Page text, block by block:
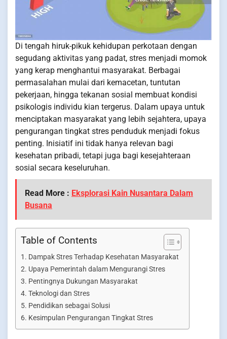
Di tengah hiruk-pikuk kehidupan perkotaan dengan
segudang aktivitas yang padat, stres menjadi momok
yang kerap menghantui masyarakat. Berbagai
permasalahan mulai dari kemacetan, tuntutan
pekerjaan, hingga tekanan sosial membuat kondisi
psikologis individu kian tergerus. Dalam upaya untuk
menciptakan masyarakat yang lebih sejahtera, upaya
pengurangan tingkat stres penduduk menjadi fokus
penting. Inisiatif ini tidak hanya relevan bagi
kesehatan pribadi, tetapi juga bagi kesejahteraan
sosial secara keseluruhan.
Read More : Eksplorasi Kain Nusantara Dalam
Busana
Table of Contents
Dampak Stres Terhadap Kesehatan Masyarakat
Upaya Pemerintah dalam Mengurangi Stres
Pentingnya Dukungan Masyarakat
Teknologi dan Stres
Pendidikan sebagai Solusi
Kesimpulan Pengurangan Tingkat Stres